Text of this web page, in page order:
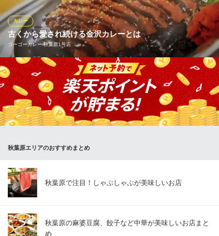
カレーショップC＆C 秋葉原店
秋葉原 お手軽 カレー
地下鉄日比谷線秋葉原駅 徒歩1分
東京都千代田区神田佐久間町1-24 GATO秋葉原ビル1F
古くから愛され続ける金沢カレーとは
ゴーゴーカレー 秋葉原1号店
カレー
☆★☆ 金沢カレーの定義 ☆★☆ （１）ルーは濃厚でドロッと
している。 （２）付け合わせとしてキャベツの千切りが載ってい
る。 （３）ステンレスの皿に盛られている。 （４）フォークまた
は先割れスプーンで食べる。 （５）ルーの上にカツを載せ、その
上にはソースがかかっている。
金沢カレー
東京都千代田区神田佐久間町1-16-1 大橋ビル1F
秋葉原エリアのおすすめまとめ
秋葉原で注目！しゃぶしゃぶが美味しいお店
秋葉原の麻婆豆腐、餃子など中華が美味しいお店まと
め